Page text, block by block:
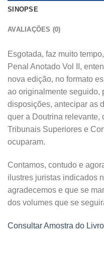
SINOPSE
AVALIAÇÕES (0)
Esgotada, faz muito
Penal Anotado Vol II,
nova edição, no formato
ao originalmente seguido,
disposições, antecipar as
quer a Doutrina relevante,
Tribunais Superiores e
ocuparam.
Contamos, contudo e
ilustres juristas indicados
agradecemos e que se
dos volumes que se
Consultar Amostra do